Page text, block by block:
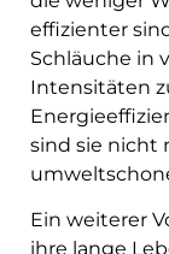
effizienter
Schläuche in
Intensitäten
sind sie nicht
Ein weiterer
ihre lange